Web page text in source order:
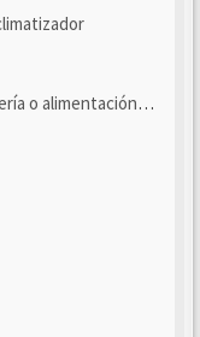
alimentación eléctri...